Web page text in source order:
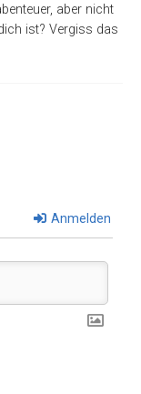
aber nicht
ist? Vergiss das
Anmelden